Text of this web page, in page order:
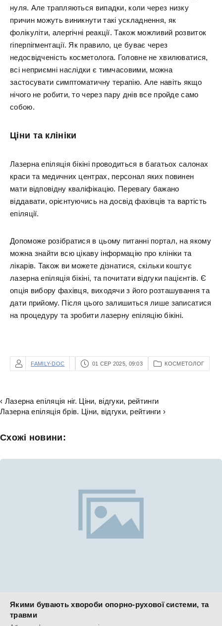
нуля. Але трапляються випадки, коли через низку
причин можуть виникнути такі ускладнення, як
фолікуліти, алергічні реакції. Також можливий розвиток
гіперпігментації. Як правило, це буває через
недосвідченість косметолога. Головне не хвилюватися,
всі неприємні наслідки є тимчасовими, можна
застосувати симптоматичну терапію. Але навіть якщо
нічого не робити, то через пару днів все пройде само
собою.
Ціни та клініки
Лазерна епіляція бікіні проводиться в багатьох салонах
краси та медичних центрах, персонал яких повинен
мати відповідну кваліфікацію. Перевагу бажано
віддавати, орієнтуючись на досвід фахівців та вартість
епіляції.
Допоможе розібратися в цьому питанні портал, на якому
можна знайти всю цікаву інформацію про клініки та
лікарів. Також ви можете дізнатися, скільки коштує
лазерна епіляція бікіні, та почитати відгуки пацієнтів. Є
опція вибору фахівця, виходячи з його розташування та
дати прийому. Після цього залишиться лише записатися
на процедуру та зробити лазерну епіляцію бікіні.
FAMILY-DOC 01 СЕР 2025, 09:03 КОСМЕТОЛОГ
‹ Лазерна епіляція ніг. Ціни, відгуки, рейтинги
Лазерна епіляція брів. Ціни, відгуки, рейтинги ›
Схожі новини:
Якими бувають хвороби опорно-рухової системи, та
травми